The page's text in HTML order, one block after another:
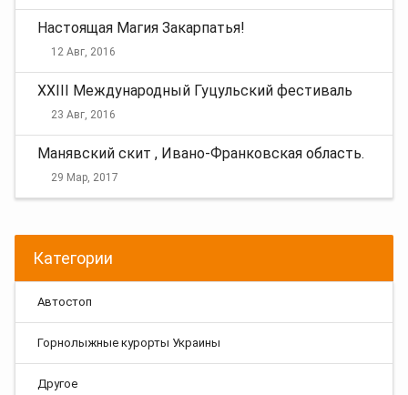
Настоящая Магия Закарпатья!
12 Авг, 2016
XXIII Международный Гуцульский фестиваль
23 Авг, 2016
Манявский скит , Ивано-Франковская область.
29 Мар, 2017
Категории
Автостоп
Горнолыжные курорты Украины
Другое